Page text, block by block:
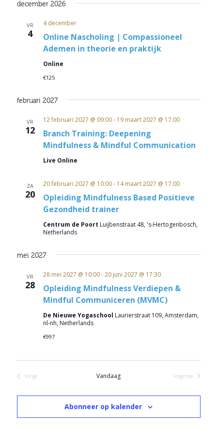
december 2026
VR
4
Online Nascholing | Compassioneel
Ademen in theorie en praktijk
4 december
Online
€125
februari 2027
VR
12
Branch Training: Deepening
Mindfulness & Mindful Communication
12 februari 2027 @ 09:00- 19 maart 2027 @ 17:00
Live Online
ZA
20
Opleiding Mindfulness Based Positieve
Gezondheid trainer
20 februari 2027 @ 10:00- 14 maart 2027 @ 17:00
Centrum de Poort Luijbenstraat 48, 's-Hertogenbosch,
Netherlands
mei 2027
VR
28
Opleiding Mindfulness Verdiepen &
Mindful Communiceren (MVMC)
28 mei 2027 @ 10:00-20 juni 2027 @ 17:30
De Nieuwe Yogaschool Laurierstraat 109, Amsterdam,
nl-nh, Netherlands
€997
Vorige
Evenementen
Vandaag
Volgende
Abonneer op kalender